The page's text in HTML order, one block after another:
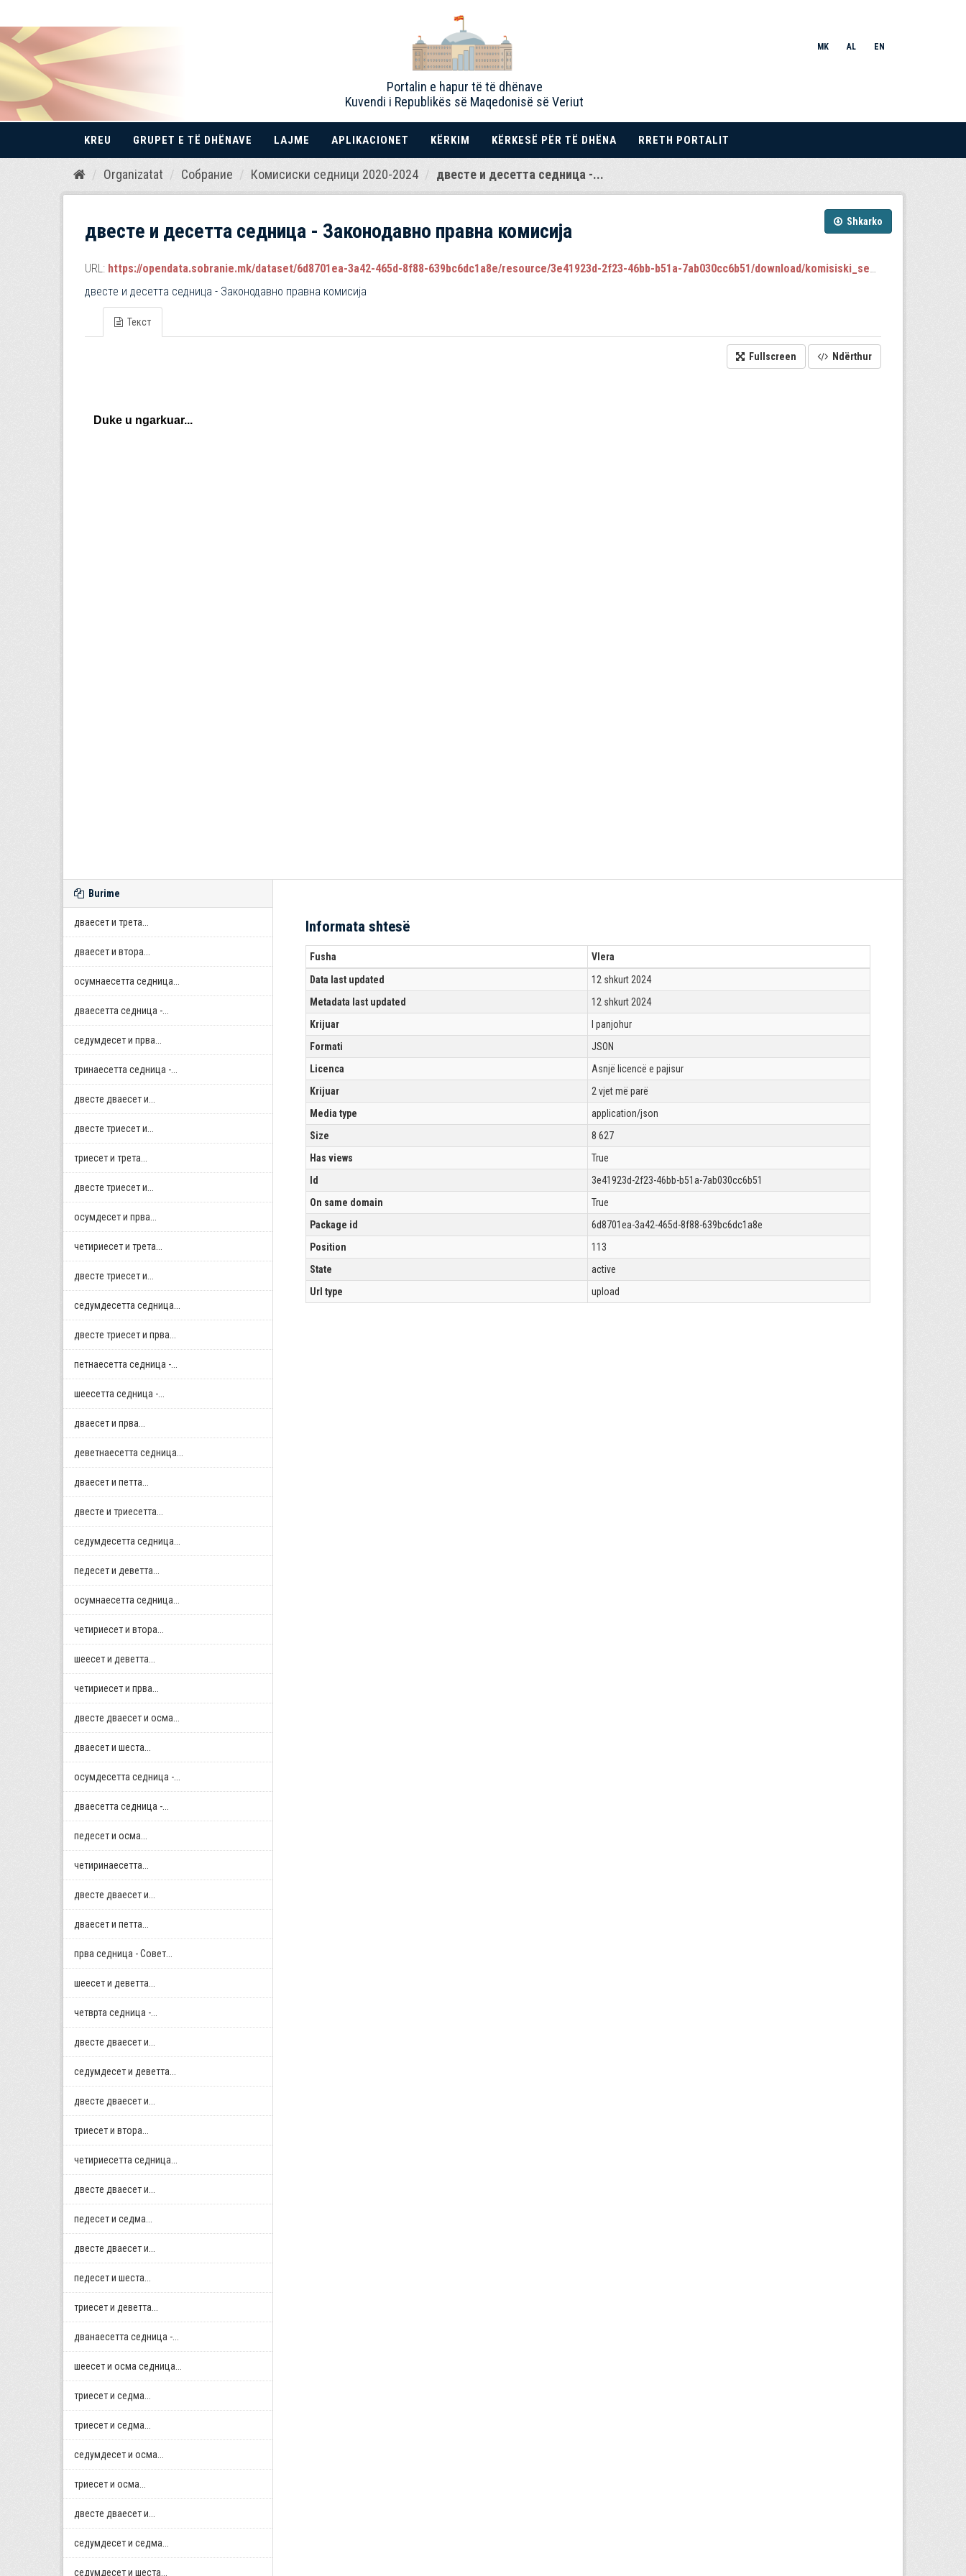
Kalo
Portalin e hapur të të dhënave
Kuvendi i Republikës së Maqedonisë së Veriut
MK AL EN
KREU GRUPET E TË DHËNAVE LAJME APLIKACIONET KËRKIM KËRKESË PËR TË DHËNA RRETH PORTALIT
Organizatat Собрание Комисиски седници 2020-2024 двестe и десетта седница -...
Shkarko
двестe и десетта седница - Законодавно правна комисија
URL: https://opendata.sobranie.mk/dataset/6d8701ea-3a42-465d-8f88-639bc6dc1a8e/resource/3e41923d-2f23-46bb-b51a-7ab030cc6b51/download/komisiski_sednici.json
двестe и десетта седница - Законодавно правна комисија
Текст
Fullscreen Ndërthur
Burime
дваесет и трета...
дваесет и втора...
осумнaесетта седница...
дваесетта седница -...
седумдесет и прва...
тринаесетта седница -...
двестe дваесет и...
двестe триесет и...
триесет и трета...
двестe триесет и...
осумдесет и прва...
четириесет и трета...
двестe триесет и...
седумдесетта седница...
двестe триесет и прва...
петнаесетта седница -...
шеесетта седница -...
дваесет и прва...
деветнаесетта седница...
дваесет и петта...
двестe и триесетта...
седумдесетта седница...
педесет и деветта...
осумнaесетта седница...
четириесет и втора...
шеесет и деветта...
четириесет и прва...
двестe дваесет и осма...
дваесет и шеста...
осумдесетта седница -...
дваесетта седница -...
педесет и осма...
четиринаесетта...
двестe дваесет и...
дваесет и петта...
прва седница - Совет...
шеесет и деветта...
четврта седница -...
двестe дваесет и...
седумдесет и деветта...
двестe дваесет и...
триесет и втора...
четириесетта седница...
двестe дваесет и...
педесет и седма...
двестe дваесет и...
педесет и шеста...
триесет и деветта...
дванаесетта седница -...
шеесет и осма седница...
триесет и седма...
триесет и седма...
седумдесет и осма...
триесет и осма...
двестe дваесет и...
седумдесет и седма...
седумдесет и шеста...
Informata shtesë
Fusha
Vlera
Data last updated
12 shkurt 2024
Metadata last updated
12 shkurt 2024
Krijuar
I panjohur
Formati
JSON
Licenca
Asnjë licencë e pajisur
Krijuar
2 vjet më parë
Media type
application/json
Size
8 627
Has views
True
Id
3e41923d-2f23-46bb-b51a-7ab030cc6b51
On same domain
True
Package id
6d8701ea-3a42-465d-8f88-639bc6dc1a8e
Position
113
State
active
Url type
upload